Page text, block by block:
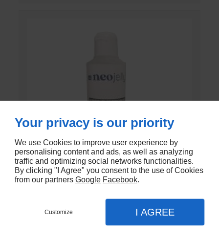
GEL DE CONTACT UNI’GEL
Your privacy is our priority
We use Cookies to improve user experience by
personalising content and ads, as well as analyzing
traffic and optimizing social networks functionalities.
By clicking "I Agree" you consent to the use of Cookies
from our partners Google Facebook.
Customize I AGREE